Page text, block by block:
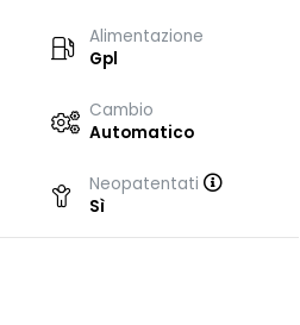
Alimentazione
Gpl
Cambio
Automatico
Neopatentati
Sì